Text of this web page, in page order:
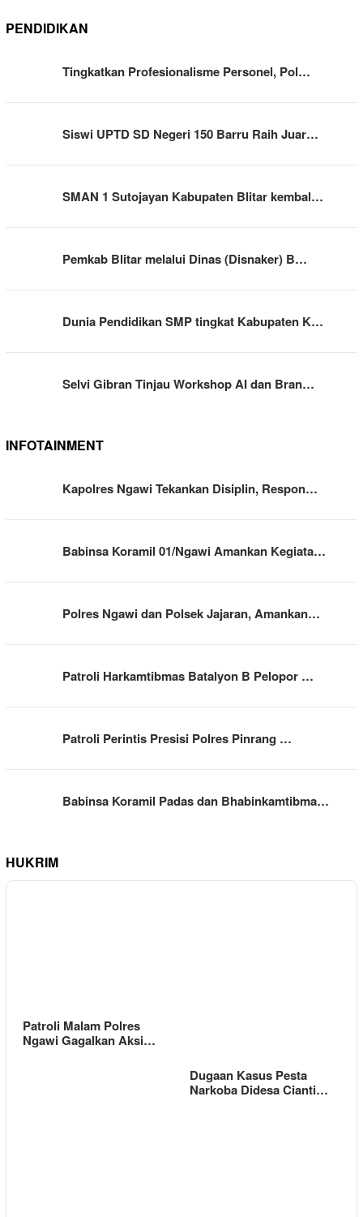
PENDIDIKAN
Tingkatkan Profesionalisme Personel, Pol…
Siswi UPTD SD Negeri 150 Barru Raih Juar…
SMAN 1 Sutojayan Kabupaten Blitar kembal…
Pemkab Blitar melalui Dinas (Disnaker) B…
Dunia Pendidikan SMP tingkat Kabupaten K…
Selvi Gibran Tinjau Workshop AI dan Bran…
INFOTAINMENT
Kapolres Ngawi Tekankan Disiplin, Respon…
Babinsa Koramil 01/Ngawi Amankan Kegiata…
Polres Ngawi dan Polsek Jajaran, Amankan…
Patroli Harkamtibmas Batalyon B Pelopor …
Patroli Perintis Presisi Polres Pinrang …
Babinsa Koramil Padas dan Bhabinkamtibma…
HUKRIM
Patroli Malam Polres
Ngawi Gagalkan Aksi…
Dugaan Kasus Pesta
Narkoba Didesa Cianti…